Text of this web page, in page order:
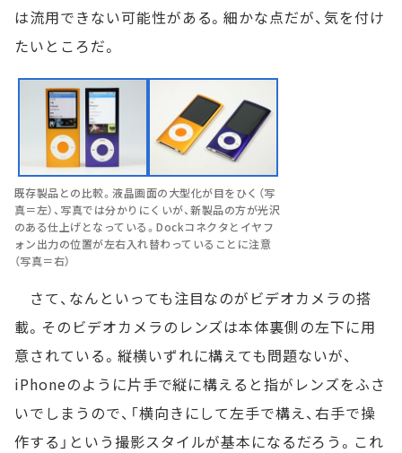
は流用できない可能性がある。細かな点だが、気を付け
たいところだ。
既存製品との比較。液晶画面の大型化が目をひく（写
真＝左）、写真では分かりにくいが、新製品の方が光沢
のある仕上げとなっている。Dockコネクタとイヤフ
ォン出力の位置が左右入れ替わっていることに注意
（写真＝右）
さて、なんといっても注目なのがビデオカメラの搭
載。そのビデオカメラのレンズは本体裏側の左下に用
意されている。縦横いずれに構えても問題ないが、
iPhoneのように片手で縦に構えると指がレンズをふさ
いでしまうので、「横向きにして左手で構え、右手で操
作する」という撮影スタイルが基本になるだろう。これ